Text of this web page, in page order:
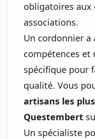
obligatoires aux
associations.
Un cordonnier a
compétences et
spécifique pour
qualité. Vous
artisans les
Questembert
Un spécialiste